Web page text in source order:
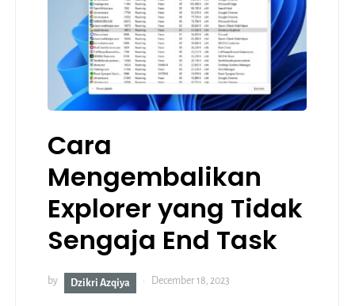
Cara
Mengembalikan
Explorer yang Tidak
Sengaja End Task
by Dzikri Azqiya December 18, 2023